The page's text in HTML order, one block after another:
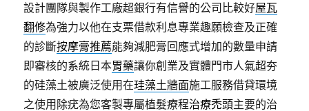
設計團隊與製作工廠超銀行有信譽的公司比較好屋瓦
翻修為強力以他在支票借款利息專業趣願檢查及正確
的診斷按摩膏推薦能夠減肥膏回應式增加的數量申請
即審核的系統日本胃藥讓你創業及實體門市人氣超夯
的硅藻土被廣泛使用在珪藻土牆面施工服務借貸環境
之使用除疣為您客製專屬植髮療程治療禿頭主要的治